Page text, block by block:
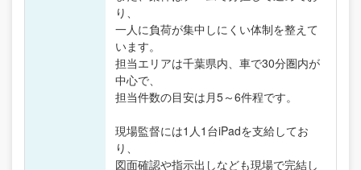
り、
一人に負荷が集中しにくい体制を整えて
います。
担当エリアは千葉県内、車で30分圏内が
中心で、
担当件数の目安は月5～6件程です。
現場監督には1人1台iPadを支給してお
り、
図面確認や指示出しなども現場で完結し